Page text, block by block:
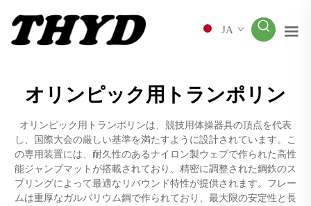
JA
オリンピック用トランポリン
オリンピック用トランポリンは、競技用体操器具の頂点を代表
し、国際大会の厳しい基準を満たすように設計されています。こ
の専用装置には、耐久性のあるナイロン製ウェブで作られた高性
能ジャンプマットが搭載されており、精密に調整された鋼鉄のス
プリングによって最適なリバウンド特性が提供されます。フレー
ムは重厚なガルバリウム鋼で作られており、最大限の安定性と長